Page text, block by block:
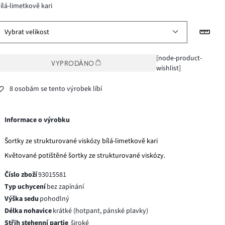
limetkově kari
Vybrat velikost
VYPRODÁNO
[node-product-
wishlist]
8 osobám se tento výrobek líbí
Informace o výrobku
Šortky ze strukturované viskózy bílá-limetkově kari
Květované potištěné šortky ze strukturované viskózy.
Číslo zboží93015581
Typ uchyceníbez zapínání
Výška sedu pohodlný
Délka nohavicekrátké (hotpant, pánské plavky)
Střih stehenní partie široké